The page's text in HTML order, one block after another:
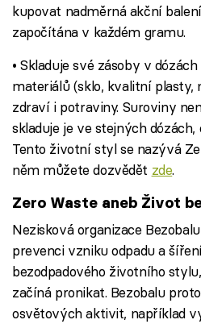
kupovat nadměrná akční
započítána v každém gramu.
• Skladuje své zásoby v
materiálů (sklo, kvalitní plasty,
zdraví i potraviny. Suroviny
skladuje je ve stejných
Tento životní styl se nazývá
něm můžete dozvědět zde.
Zero Waste aneb Život
Nezisková organizace
prevenci vzniku odpadu a
bezodpadového životního
začíná pronikat. Bezobalu
osvětových aktivit, například